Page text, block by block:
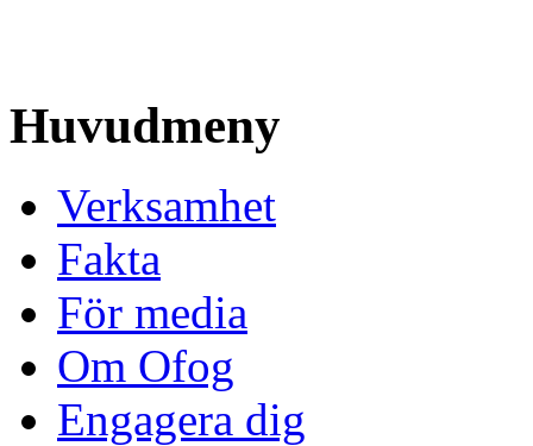
Huvudmeny
Verksamhet
Fakta
För media
Om Ofog
Engagera dig